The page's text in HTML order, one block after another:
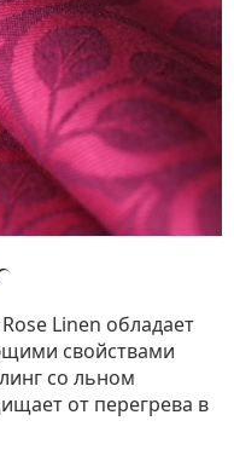
Linen обладает
свойствами
со льном
от перегрева в